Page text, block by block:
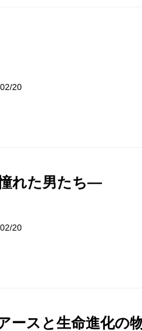
20
れた男たち―
20
ースと生命進化の